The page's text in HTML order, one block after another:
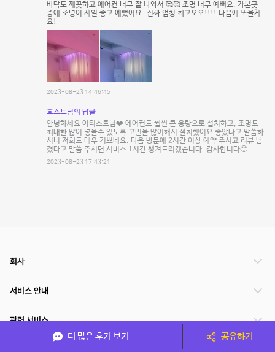
바닥도 깨끗하고 에어컨 너무 잘 나와서 🥰🥰 조명 너무 예뻐요. 가본곳
중에 조명이 제일 좋고 예뻤어요..진짜 엄청 최고오오!!!! 다음에 또올게
요!
2023-08-23 14:46:45
호스트님의 답글
안녕하세요 아티스트님❤️ 에어컨도 훨씬 큰 용량으로 설치하고, 조명도
최대한 많이 넣을수 있도록 고민을 많이해서 설치했어요 좋았다고 말씀하
시니 저희도 매우 기쁘네요. 다음 방문에 2시간 이상 예약 주시고 리뷰 남
겼다고 말씀 주시면 서비스 1시간 챙겨드리겠습니다. 감사합니다🙂
2023-08-23 17:43:21
더 많은 후기 보기 공유하기
회사
서비스 안내
관련 서비스